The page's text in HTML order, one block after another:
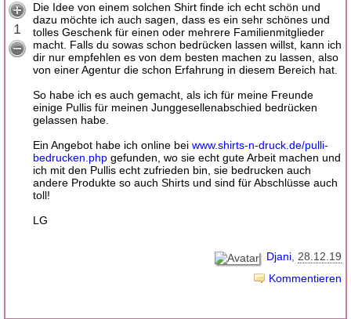
1
Die Idee von einem solchen Shirt finde ich echt schön und
dazu möchte ich auch sagen, dass es ein sehr schönes und
tolles Geschenk für einen oder mehrere Familienmitglieder
macht. Falls du sowas schon bedrücken lassen willst, kann ich
dir nur empfehlen es von dem besten machen zu lassen, also
von einer Agentur die schon Erfahrung in diesem Bereich hat.
So habe ich es auch gemacht, als ich für meine Freunde
einige Pullis für meinen Junggesellenabschied bedrücken
gelassen habe.
Ein Angebot habe ich online bei www.shirts-n-druck.de/pulli-
bedrucken.php gefunden, wo sie echt gute Arbeit machen und
ich mit den Pullis echt zufrieden bin, sie bedrucken auch
andere Produkte so auch Shirts und sind für Abschlüsse auch
toll!
LG
Djani 28.12.19
Kommentieren